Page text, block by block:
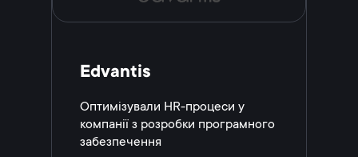
Edvantis
Оптимізували HR-процеси у
компанії з розробки програмного
забезпечення